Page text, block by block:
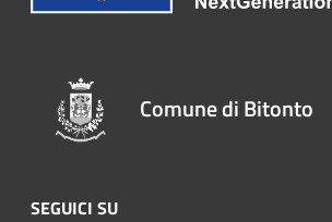
Comune di Bitonto
SEGUICI SU